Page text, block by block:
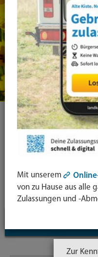
Ihre Suche
Suche in leichter
Mit unserem
von zu Hause aus alle
Zulassungen und -
Zur